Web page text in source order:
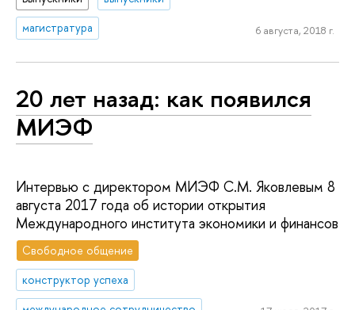
магистратура
6 августа, 2018 г.
20 лет назад: как появился
МИЭФ
Интервью с директором МИЭФ С.М. Яковлевым 8
августа 2017 года об истории открытия
Международного института экономики и финансов
Свободное общение
конструктор успеха